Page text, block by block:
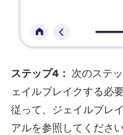
ステップ4： 次のステ
ェイルブレイクする必
従って、ジェイルブレ
アルを参照してください